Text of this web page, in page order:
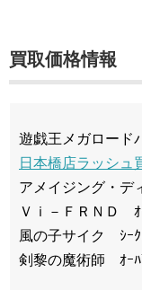
買取価格情報
遊戯王メガロード
日本橋店ラッシュ
アメイジング・
Ｖｉ－ＦＲＮＤ
風の子サイク ｼｰ
剣黎の魔術師 ｵｰ